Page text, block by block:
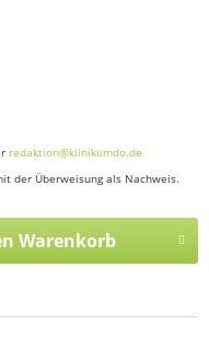
redaktion@klinikumdo.de
der Überweisung als Nachweis.
Warenkorb